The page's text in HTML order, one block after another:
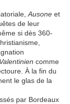
Ausone et
de leur
si dès 360-
Valentinien comme
À la fin du
le glas de la
par Bordeaux